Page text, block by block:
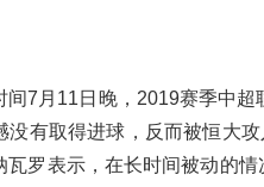
间7月11日晚，2019赛季中
没有取得进球，反而被恒大
瓦罗表示，在长时间被动的